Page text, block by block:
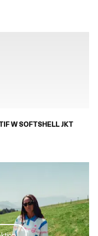
W SOFTSHELL JKT